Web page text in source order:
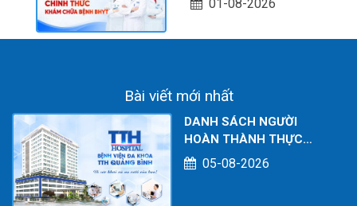
CHÍNH THỨC KHÁM
01-08-2026
Bài viết mới nhất
DANH SÁCH NGƯỜI
HOÀN THÀNH THỰC
HÀNH KHÁM CHỮA BỆNH
TẠI CƠ SỞ TÍNH TỚI
05-08-2026